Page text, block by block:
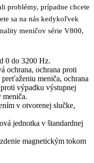
problémy, prípadne chcete
sa na nás kedykoľvek
meničov série V800,
0 do 3200 Hz.
ochrana, ochrana proti
meniča, ochrana
výpadku výstupnej
meniča.
v otvorenej slučke,
jednotka v štandardnej
magnetickým tokom